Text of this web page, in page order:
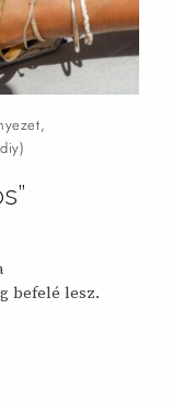
,
befelé lesz.